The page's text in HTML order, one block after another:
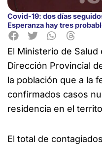
Covid-19: dos días
Esperanza hay tres
El Ministerio de Salud
Dirección Provincial
la población que a la
confirmados casos
residencia en el
El total de